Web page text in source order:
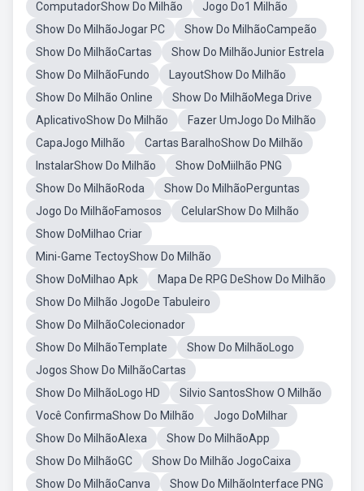
ComputadorShow Do Milhão
Jogo Do1 Milhão
Show Do MilhãoJogar PC
Show Do MilhãoCampeão
Show Do MilhãoCartas
Show Do MilhãoJunior Estrela
Show Do MilhãoFundo
LayoutShow Do Milhão
Show Do Milhão Online
Show Do MilhãoMega Drive
AplicativoShow Do Milhão
Fazer UmJogo Do Milhão
CapaJogo Milhão
Cartas BaralhoShow Do Milhão
InstalarShow Do Milhão
Show DoMiilhão PNG
Show Do MilhãoRoda
Show Do MilhãoPerguntas
Jogo Do MilhãoFamosos
CelularShow Do Milhão
Show DoMilhao Criar
Mini-Game TectoyShow Do Milhão
Show DoMilhao Apk
Mapa De RPG DeShow Do Milhão
Show Do Milhão JogoDe Tabuleiro
Show Do MilhãoColecionador
Show Do MilhãoTemplate
Show Do MilhãoLogo
Jogos Show Do MilhãoCartas
Show Do MilhãoLogo HD
Silvio SantosShow O Milhão
Você ConfirmaShow Do Milhão
Jogo DoMilhar
Show Do MilhãoAlexa
Show Do MilhãoApp
Show Do MilhãoGC
Show Do Milhão JogoCaixa
Show Do MilhãoCanva
Show Do MilhãoInterface PNG